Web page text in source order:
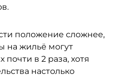
положение сложнее,
на жильё могут
почти в 2 раза, хотя
настолько